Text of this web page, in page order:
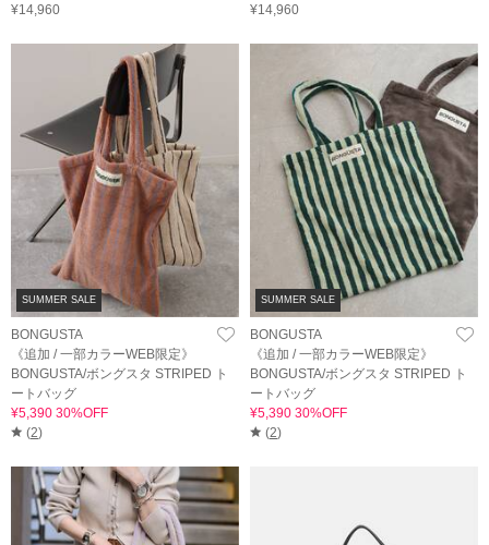
¥14,960
¥14,960
SUMMER SALE
BONGUSTA
《追加 / 一部カラーWEB限定》
BONGUSTA/ボングスタ STRIPED ト
ートバッグ
¥5,390 30%OFF
(2)
SUMMER SALE
BONGUSTA
《追加 / 一部カラーWEB限定》
BONGUSTA/ボングスタ STRIPED ト
ートバッグ
¥5,390 30%OFF
(2)